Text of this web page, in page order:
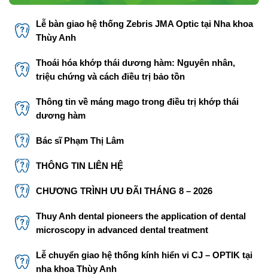
Lễ bàn giao hệ thống Zebris JMA Optic tại Nha khoa
Thùy Anh
Thoái hóa khớp thái dương hàm: Nguyên nhân,
triệu chứng và cách điều trị bảo tồn
Thông tin về máng mago trong điều trị khớp thái
dương hàm
Bác sĩ Phạm Thị Lâm
THÔNG TIN LIÊN HỆ
CHƯƠNG TRÌNH ƯU ĐÃI THÁNG 8 – 2026
Thuy Anh dental pioneers the application of dental
microscopy in advanced dental treatment
Lễ chuyển giao hệ thống kính hiển vi CJ – OPTIK tại
nha khoa Thùy Anh